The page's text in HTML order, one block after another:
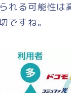
れる可能性は
ですね。